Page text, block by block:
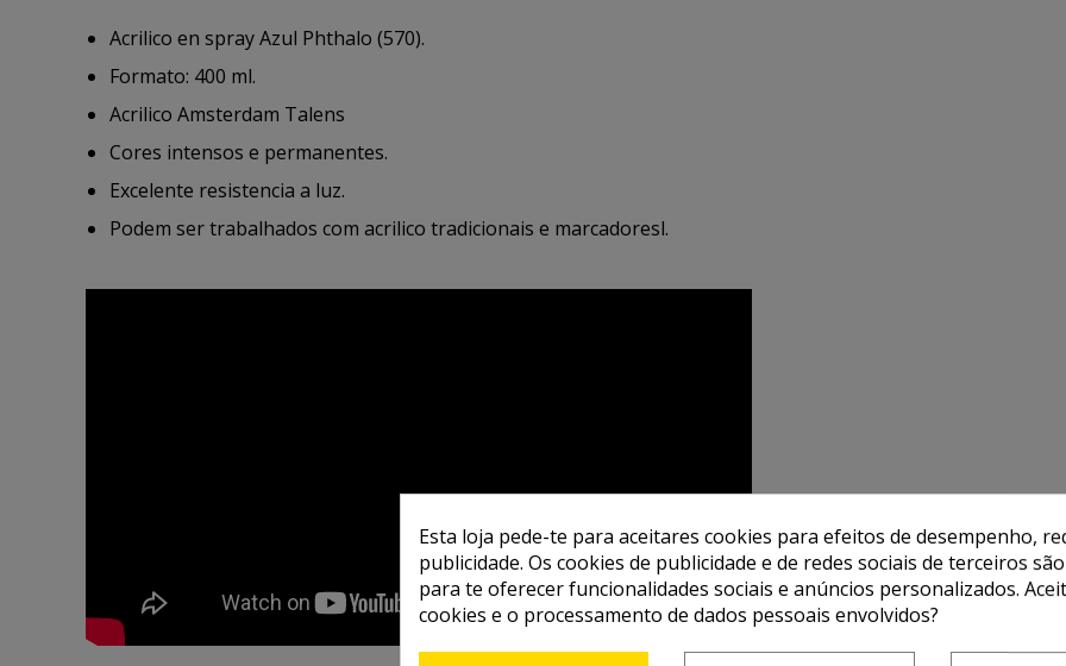
Acrilico en spray Azul Phthalo (570).
Formato: 400 ml.
Acrilico Amsterdam Talens
Cores intensos e permanentes.
Excelente resistencia a luz.
Podem ser trabalhados com acrilico tradicionais e marcadoresl.
Esta loja pede-te para aceitares cookies para efeitos de desempenho,
publicidade. Os cookies de publicidade e de redes sociais de terceiros
para te oferecer funcionalidades sociais e anúncios personalizados.
cookies e o processamento de dados pessoais envolvidos?